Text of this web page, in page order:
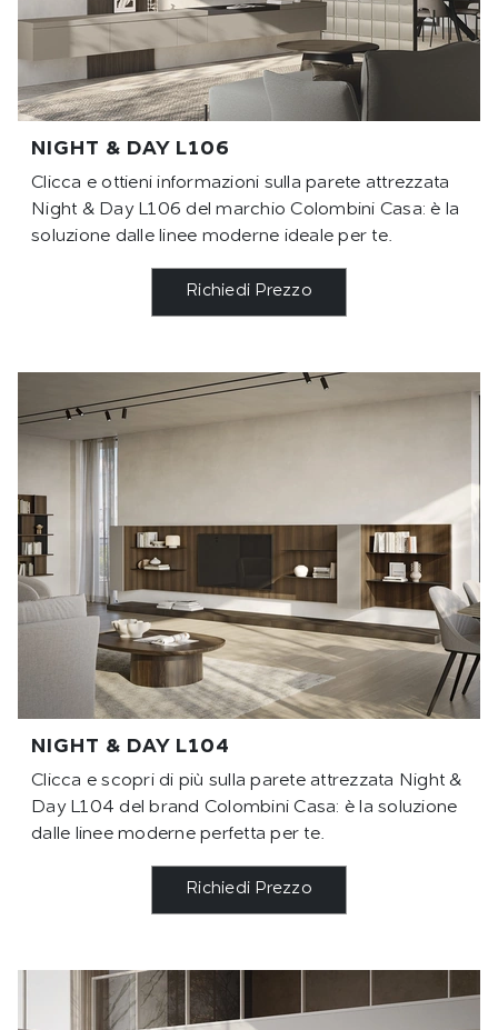
NIGHT & DAY L106
Clicca e ottieni informazioni sulla parete attrezzata
Night & Day L106 del marchio Colombini Casa: è la
soluzione dalle linee moderne ideale per te.
Richiedi Prezzo
NIGHT & DAY L104
Clicca e scopri di più sulla parete attrezzata Night &
Day L104 del brand Colombini Casa: è la soluzione
dalle linee moderne perfetta per te.
Richiedi Prezzo